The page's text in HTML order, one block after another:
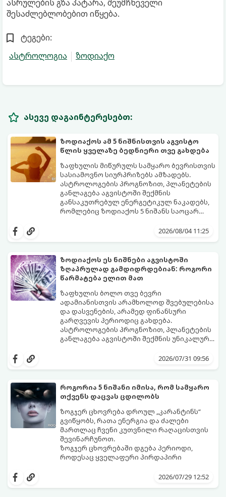
ასრულების გზა პატარა, შეუმჩნეველი
შესაძლებლობებით იწყება.
ტეგები:
ასტროლოგია
ზოდიაქო
ასევე დაგაინტერესებთ:
ზოდიაქოს ამ 5 ნიშნისთვის აგვისტო
წლის ყველაზე ბედნიერი თვე გახდება
ზაფხულის მიწურულს სამყარო ბევრისთვის
სასიამოვნო სიურპრიზებს ამზადებს.
ასტროლოგების პროგნოზით, პლანეტების
განლაგება აგვისტოში შექმნის
განსაკუთრებულ ენერგეტიკულ ნაკადებს,
რომლებიც ზოდიაქოს 5 ნიშანს საოცარ
ყველაზე ბედნიერი თვე აღმოჩნდება.
2026/08/04 11:25
ზოდიაქოს ეს ნიშნები აგვისტოში
ზღაპრულად გამდიდრდებიან: როგორი
წარმატება ელით მათ
ზაფხულის ბოლო თვე ბევრი
ადამიანისთვის არამხოლოდ შვებულებისა
და დასვენების, არამედ ფინანსური
გარღვევის პერიოდიც გახდება.
ასტროლოგების პროგნოზით, პლანეტების
განლაგება აგვისტოში შექმნის უნიკალურ
ზოდიაქოს 4 ნიშანს ფინანსური წარმატების
შორის, ვისაც აგვისტოში ფინანსური
2026/07/31 09:56
როგორია 5 ნიშანი იმისა, რომ სამყარო
თქვენს დაცვას ცდილობს
ზოგჯერ ცხოვრება დროულ „კარანტინს“
გვიწყობს, რათა ენერგია და ძალები
მართლაც ჩვენი კუთვნილი რაღაცისთვის
შევინარჩუნოთ.
ზოგჯერ ცხოვრებაში დგება პერიოდი,
როდესაც ყველაფერი პირდაპირი
იშლება მნიშვნელოვანი გარიგებები,
2026/07/29 12:52